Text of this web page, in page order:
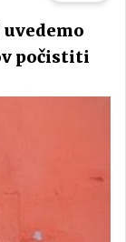
počistiti